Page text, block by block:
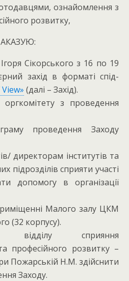
ознайомлення з
розвитку,
Сікорського з 16 по 19
захід в форматі спід-
(далі – Захід).
з проведення
проведення Заходу
директорам інститутів та
підрозділів сприяти участі
допомогу в організації
Малого залу ЦКМ
(32 корпусу).
сприяння
професійного розвитку –
Пожарській Н.М. здійснити
Заходу.